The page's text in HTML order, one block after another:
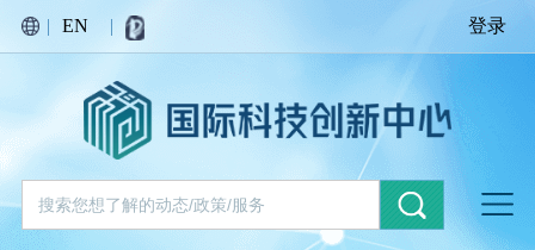
| EN | 登录